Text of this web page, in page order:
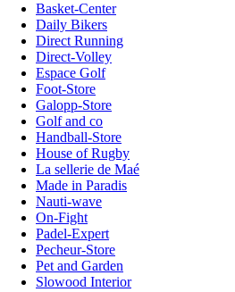
Basket-Center
Daily Bikers
Direct Running
Direct-Volley
Espace Golf
Foot-Store
Galopp-Store
Golf and co
Handball-Store
House of Rugby
La sellerie de Maé
Made in Paradis
Nauti-wave
On-Fight
Padel-Expert
Pecheur-Store
Pet and Garden
Slowood Interior